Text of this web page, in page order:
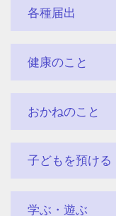
各種届出
健康のこと
おかねのこと
子どもを預ける
学ぶ・遊ぶ